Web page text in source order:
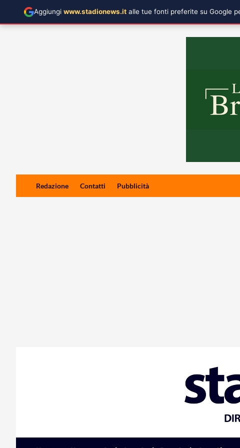
Redazione Contatti Pubblicità
Aggiungi www.stadionews.it alle tue fonti preferite su Google